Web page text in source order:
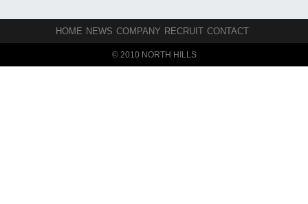
HOME NEWS COMPANY RECRUIT CONTACT
© 2010 NORTH HILLS